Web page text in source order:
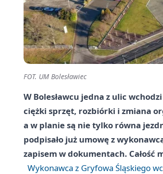
FOT. UM Bolesławiec
W Bolesławcu jedna z ulic
ciężki sprzęt, rozbiórki i zmiana
a w planie są nie tylko równa
podpisało już umowę z
zapisem w dokumentach. Całość
Wykonawca z Gryfowa Śląskiego